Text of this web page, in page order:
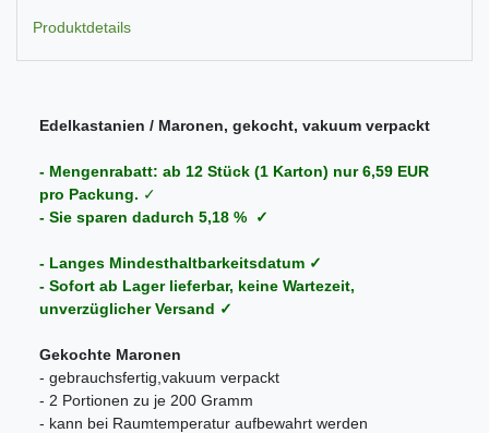
Produktdetails
Edelkastanien / Maronen, gekocht, vakuum verpackt
- Mengenrabatt: ab 12 Stück (1 Karton) nur 6,59 EUR
pro Packung. ✓
- Sie sparen dadurch 5,18 % ✓
- Langes Mindesthaltbarkeitsdatum ✓
- Sofort ab Lager lieferbar, keine Wartezeit,
unverzüglicher Versand ✓
Gekochte Maronen
- gebrauchsfertig vakuum verpackt
- 2 Portionen zu je 200 Gramm
- kann bei Raumtemperatur aufbewahrt werden